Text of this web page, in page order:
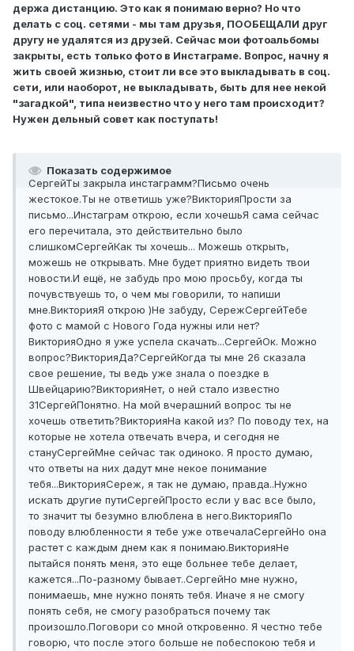
держа дистанцию. Это как я понимаю верно? Но что
делать с соц. сетями - мы там друзья, ПООБЕЩАЛИ друг
другу не удалятся из друзей. Сейчас мои фотоальбомы
закрыты, есть только фото в Инстаграме. Вопрос, начну я
жить своей жизнью, стоит ли все это выкладывать в соц.
сети, или наоборот, не выкладывать, быть для нее некой
"загадкой", типа неизвестно что у него там происходит?
Нужен дельный совет как поступать!
Показать содержимое
СергейТы закрыла инстаграмм?Письмо очень
жестокое.Ты не ответишь уже?ВикторияПрости за
письмо...Инстаграм открою, если хочешьЯ сама сейчас
его перечитала, это действительно было
слишкомСергейКак ты хочешь... Можешь открыть,
можешь не открывать. Мне будет приятно видеть твои
новости.И ещё, не забудь про мою просьбу, когда ты
почувствуешь то, о чем мы говорили, то напиши
мне.ВикторияЯ открою )Не забуду, СережСергейТебе
фото с мамой с Нового Года нужны или нет?
ВикторияОдно я уже успела скачать...СергейОк. Можно
вопрос?ВикторияДа?СергейКогда ты мне 26 сказала
свое решение, ты ведь уже знала о поездке в
Швейцарию?ВикторияНет, о ней стало известно
31СергейПонятно. На мой вчерашний вопрос ты не
хочешь ответить?ВикторияНа какой из? По поводу тех, на
которые не хотела отвечать вчера, и сегодня не
стануСергейМне сейчас так одиноко. Я просто думаю,
что ответы на них дадут мне некое понимание
тебя...ВикторияСереж, я так не думаю, правда..Нужно
искать другие путиСергейПросто если у вас все было,
то значит ты безумно влюблена в него.ВикторияПо
поводу влюбленности я тебе уже отвечалаСергейНо она
растет с каждым днем как я понимаю.ВикторияНе
пытайся понять меня, это еще больнее тебе делает,
кажется...По-разному бывает..СергейНо мне нужно,
понимаешь, мне нужно понять тебя. Иначе я не смогу
понять себя, не смогу разобраться почему так
произошло.Поговори со мной откровенно. Я честно тебе
говорю, что после этого больше не побеспокою тебя и